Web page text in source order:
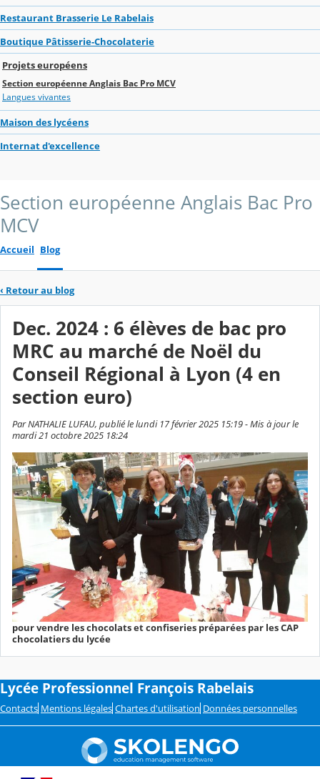
Restaurant Brasserie Le Rabelais
Boutique Pâtisserie-Chocolaterie
Projets européens
Section européenne Anglais Bac Pro MCV
Langues vivantes
Maison des lycéens
Internat d'excellence
Section européenne Anglais Bac Pro
MCV
Accueil Blog
‹ Retour au blog
Dec. 2024 : 6 élèves de bac pro
MRC au marché de Noël du
Conseil Régional à Lyon (4 en
section euro)
Par NATHALIE LUFAU, publié le lundi 17 février 2025 15:19 - Mis à jour le
mardi 21 octobre 2025 18:24
pour vendre les chocolats et confiseries préparées par les CAP
chocolatiers du lycée
Lycée Professionnel François Rabelais
Contacts Mentions légales Chartes d'utilisation Données personnelles